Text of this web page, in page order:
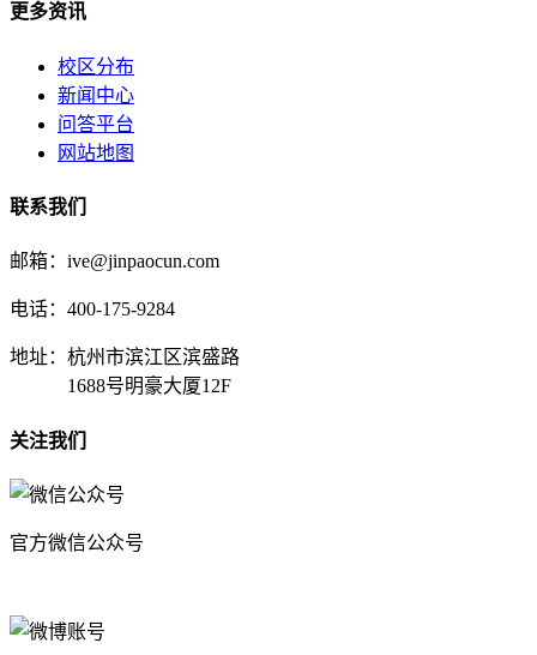
更多资讯
校区分布
新闻中心
问答平台
网站地图
联系我们
邮箱：ive@jinpaocun.com
电话：400-175-9284
地址：杭州市滨江区滨盛路
1688号明豪大厦12F
关注我们
官方微信公众号